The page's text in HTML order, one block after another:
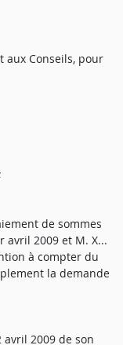
aux Conseils, pour
de sommes
avril 2009 et M. X...
à compter du
la demande
avril 2009 de son